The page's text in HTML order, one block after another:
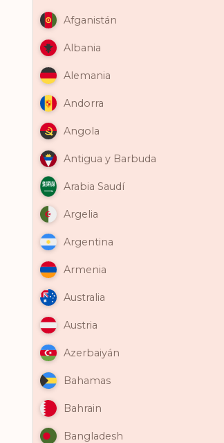
Afganistán
Albania
Alemania
Andorra
Angola
Antigua y Barbuda
Arabia Saudí
Argelia
Argentina
Armenia
Australia
Austria
Azerbaiyán
Bahamas
Bahrain
Bangladesh